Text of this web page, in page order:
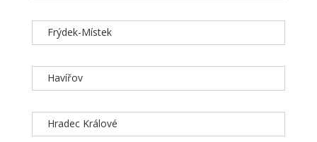
Frýdek-Místek
Havířov
Hradec Králové